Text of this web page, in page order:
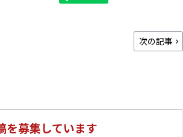
次の記事
を募集しています